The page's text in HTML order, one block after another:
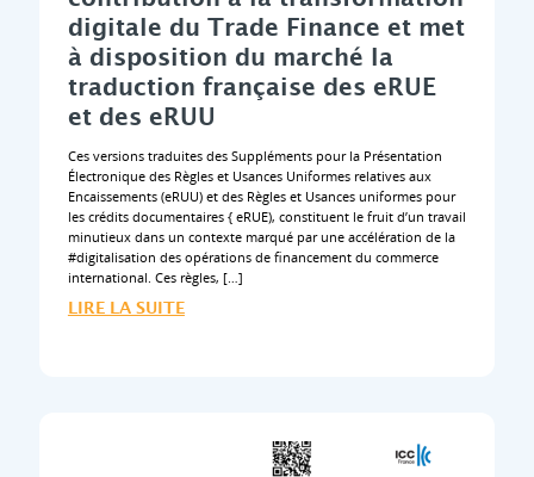
digitale du Trade Finance et met
à disposition du marché la
traduction française des eRUE
et des eRUU
Ces versions traduites des Suppléments pour la Présentation
Électronique des Règles et Usances Uniformes relatives aux
Encaissements (eRUU) et des Règles et Usances uniformes pour
les crédits documentaires { eRUE), constituent le fruit d’un travail
minutieux dans un contexte marqué par une accélération de la
#digitalisation des opérations de financement du commerce
international. Ces règles, […]
LIRE LA SUITE